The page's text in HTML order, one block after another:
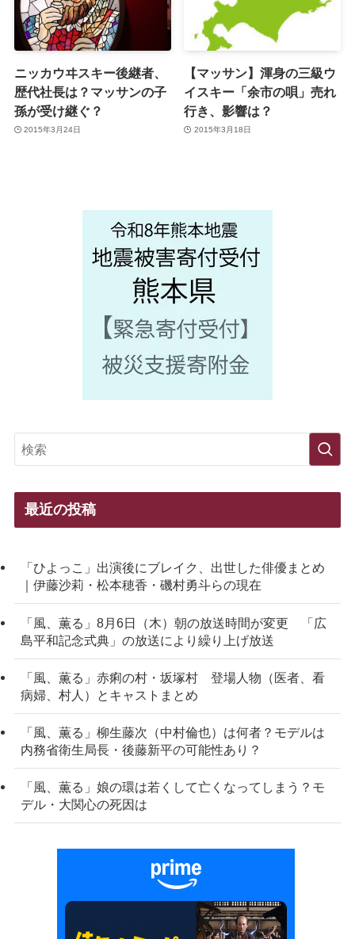
ニッカウヰスキー後継者、
歴代社長は？マッサンの子
孫が受け継ぐ？
2015年3月24日
【マッサン】渾身の三級ウ
イスキー「余市の唄」売れ
行き、影響は？
2015年3月18日
最近の投稿
「ひよっこ」出演後にブレイク、出世した俳優まとめ
｜伊藤沙莉・松本穂香・磯村勇斗らの現在
「風、薫る」8月6日（木）朝の放送時間が変更 「広
島平和記念式典」の放送により繰り上げ放送
「風、薫る」赤痢の村・坂塚村 登場人物（医者、看
病婦、村人）とキャストまとめ
「風、薫る」柳生藤次（中村倫也）は何者？モデルは
内務省衛生局長・後藤新平の可能性あり？
「風、薫る」娘の環は若くして亡くなってしまう？モ
デル・大関心の死因は